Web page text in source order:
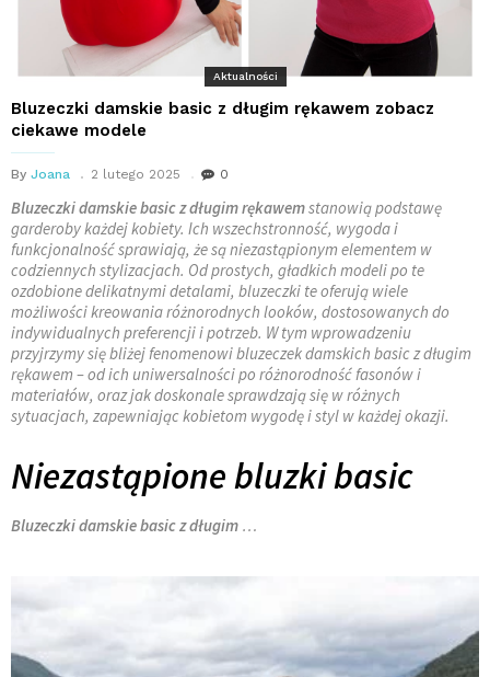
Aktualności
Bluzeczki damskie basic z długim rękawem zobacz
ciekawe modele
By Joana 2 lutego 2025 0
Bluzeczki damskie basic z długim rękawemstanowią podstawę
garderoby każdej kobiety. Ich wszechstronność, wygoda i
funkcjonalność sprawiają, że są niezastąpionym elementem w
codziennych stylizacjach. Od prostych, gładkich modeli po te
ozdobione delikatnymi detalami, bluzeczki te oferują wiele
możliwości kreowania różnorodnych looków, dostosowanych do
indywidualnych preferencji i potrzeb. W tym wprowadzeniu
przyjrzymy się bliżej fenomenowi bluzeczek damskich basic z długim
rękawem – od ich uniwersalności po różnorodność fasonów i
materiałów, oraz jak doskonale sprawdzają się w różnych
sytuacjach, zapewniając kobietom wygodę i styl w każdej okazji.
Niezastąpione bluzki basic
Bluzeczki damskie basic z długim …